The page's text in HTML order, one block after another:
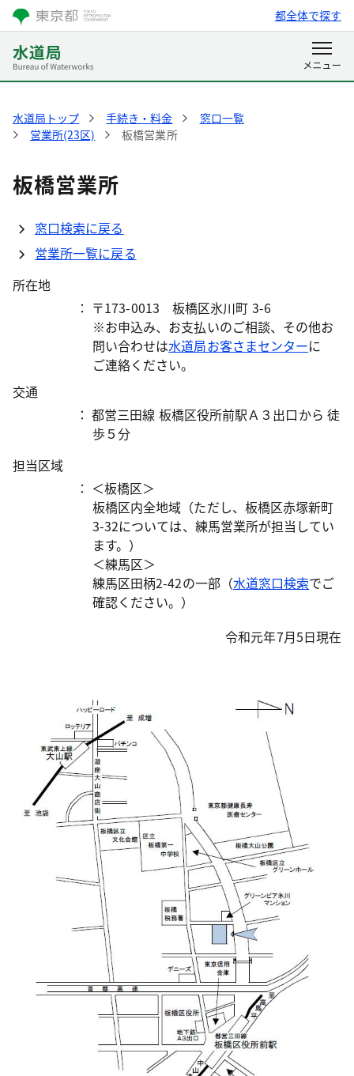
都全体で探す
水道局トップ 手続き・料金
窓口一覧
営業所(23区)
板橋営業所
板橋営業所
窓口検索に戻る
営業所一覧に戻る
所在地
： 〒173-0013 板橋区氷川町 3-6
※お申込み、お支払いのご相談、その他お
問い合わせは水道局お客さまセンターに
ご連絡ください。
交通
： 都営三田線 板橋区役所前駅Ａ３出口から 徒
歩５分
担当区域
： ＜板橋区＞
板橋区内全地域（ただし、板橋区赤塚新町
3-32については、練馬営業所が担当してい
ます。）
＜練馬区＞
練馬区田柄2-42の一部（水道窓口検索でご
確認ください。）
令和元年7月5日現在